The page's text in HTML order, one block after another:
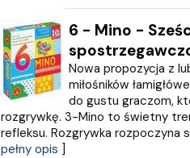
6 - Mino -
Nowa propozycja z
miłośników
do gustu graczom,
rozgrywkę. 3-Mino to świetny
refleksu. Rozgrywka rozpoczyna
pełny opis ]